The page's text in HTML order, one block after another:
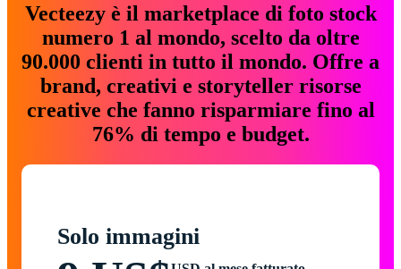
Vecteezy è il marketplace di foto stock
numero 1 al mondo, scelto da oltre
90.000 clienti in tutto il mondo. Offre a
brand, creativi e storyteller risorse
creative che fanno risparmiare fino al
76% di tempo e budget.
Solo immagini